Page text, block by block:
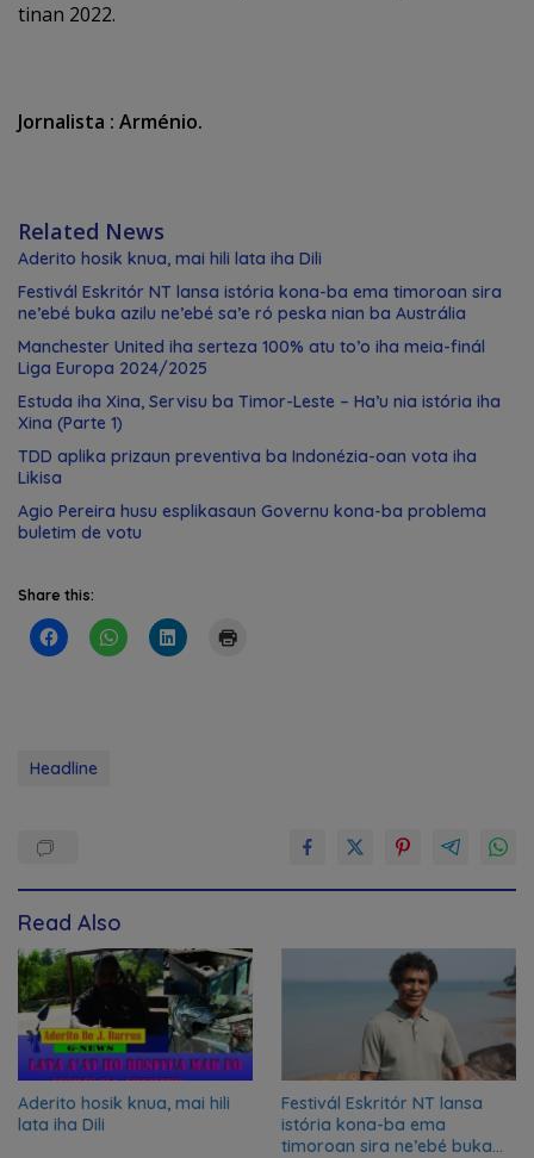
tinan 2022.
Jornalista : Arménio.
Related News
Aderito hosik knua, mai hili lata iha Dili
Festivál Eskritór NT lansa istória kona-ba ema timoroan sira
ne’ebé buka azilu ne’ebé sa’e ró peska nian ba Austrália
Manchester United iha serteza 100% atu to’o iha meia-finál
Liga Europa 2024/2025
Estuda iha Xina, Servisu ba Timor-Leste – Ha’u nia istória iha
Xina (Parte 1)
TDD aplika prizaun preventiva ba Indonézia-oan vota iha
Likisa
Agio Pereira husu esplikasaun Governu kona-ba problema
buletim de votu
Share this:
Headline
Read Also
Aderito hosik knua, mai hili
lata iha Dili
Festivál Eskritór NT lansa
istória kona-ba ema
timoroan sira ne’ebé buka